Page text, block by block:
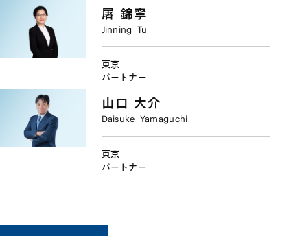
屠 錦寧
Jinning Tu
東京
パートナー
山口 大介
Daisuke Yamaguchi
東京
パートナー